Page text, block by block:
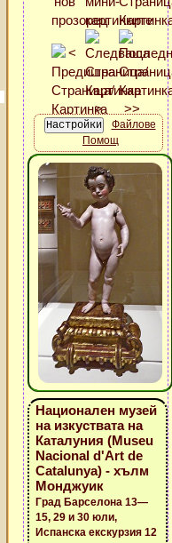
Файлове
Помощ
Национален музей
на изкуствата на
Каталуния (Museu
Nacional d'Art de
Catalunya) - хълм
Монджуик
Град Барселона 13—
15, 29 и 30 юли,
Испанска екскурзия 12